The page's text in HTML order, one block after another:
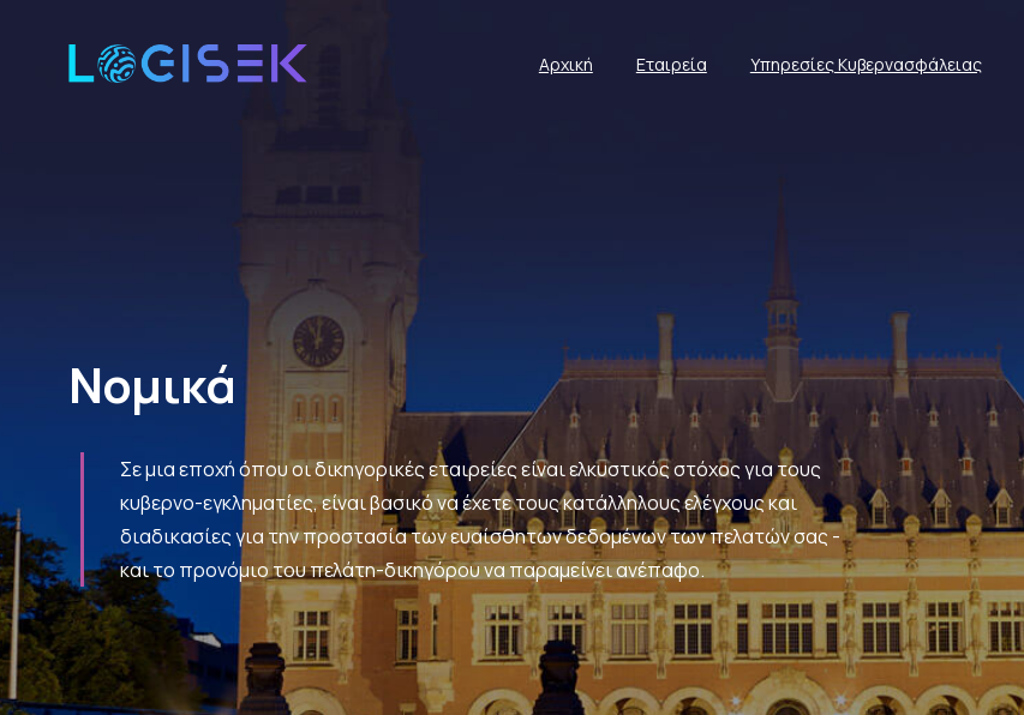
Αρχική Εταιρεία Υπηρεσίες Κυβερνασφάλειας
Νομικά
Σε μια εποχή όπου οι δικηγορικές εταιρείες είναι ελκυστικός στόχος για τους
κυβερνο-εγκληματίες, είναι βασικό να έχετε τους κατάλληλους ελέγχους και
διαδικασίες για την προστασία των ευαίσθητων δεδομένων των πελατών σας -
και το προνόμιο του πελάτη-δικηγόρου να παραμείνει ανέπαφο.